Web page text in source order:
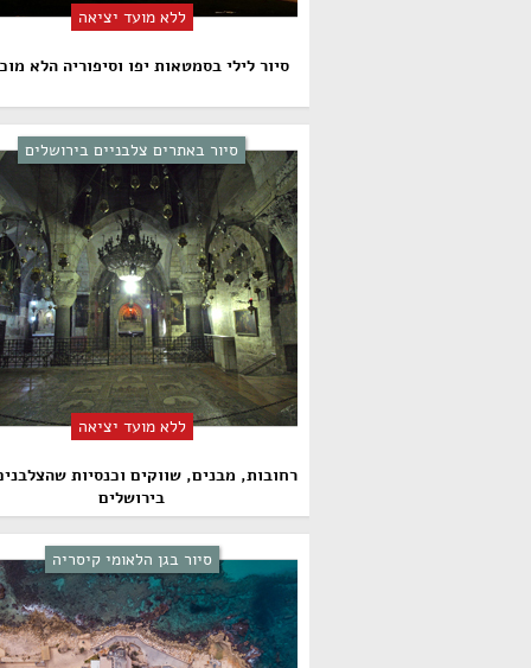
ללא מועד יציאה
סיור לילי בסמטאות יפו וסיפוריה הלא
סיור באתרים צלבניים בירושלים
ללא מועד יציאה
רחובות, מבנים, שווקים וכנסיות
בירושלים
סיור בגן הלאומי קיסריה